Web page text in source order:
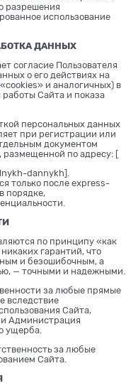
разрешения
использование
ДАННЫХ
согласие Пользователя
о его действиях на
и аналогичных) в
Сайта и показа
персональных данных
при регистрации или
документом
, размещенной по адресу: [
dannykh].
только после express-
порядке,
по принципу «как
гарантий, что
и безошибочным, а
— точными и надежными.
за любые прямые
вследствие
Сайта,
Администрация
ущерба.
за любые
Сайта.